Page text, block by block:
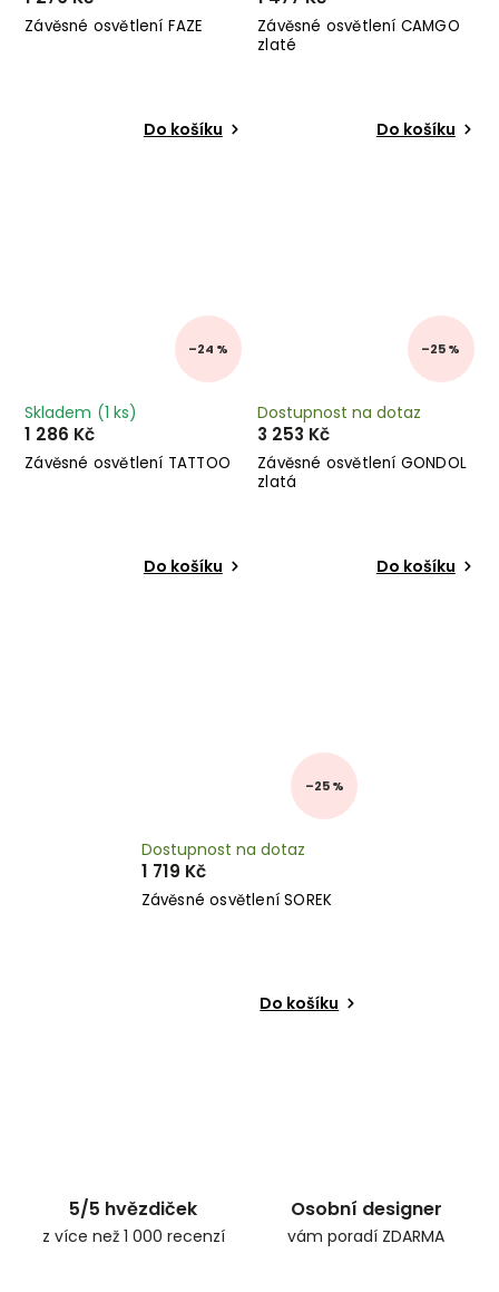
Závěsné osvětlení FAZE
Do košíku
Závěsné osvětlení CAMGO
zlaté
Do košíku
–24 %
Závěsné osvětlení TATTOO
Skladem (1 ks)
1 286 Kč
Do košíku
–25 %
Závěsné osvětlení GONDOL
zlatá
Dostupnost na dotaz
3 253 Kč
Do košíku
–25 %
Závěsné osvětlení SOREK
Dostupnost na dotaz
1 719 Kč
Do košíku
5/5 hvězdiček
z více než 1 000 recenzí
Osobní designer
vám poradí ZDARMA